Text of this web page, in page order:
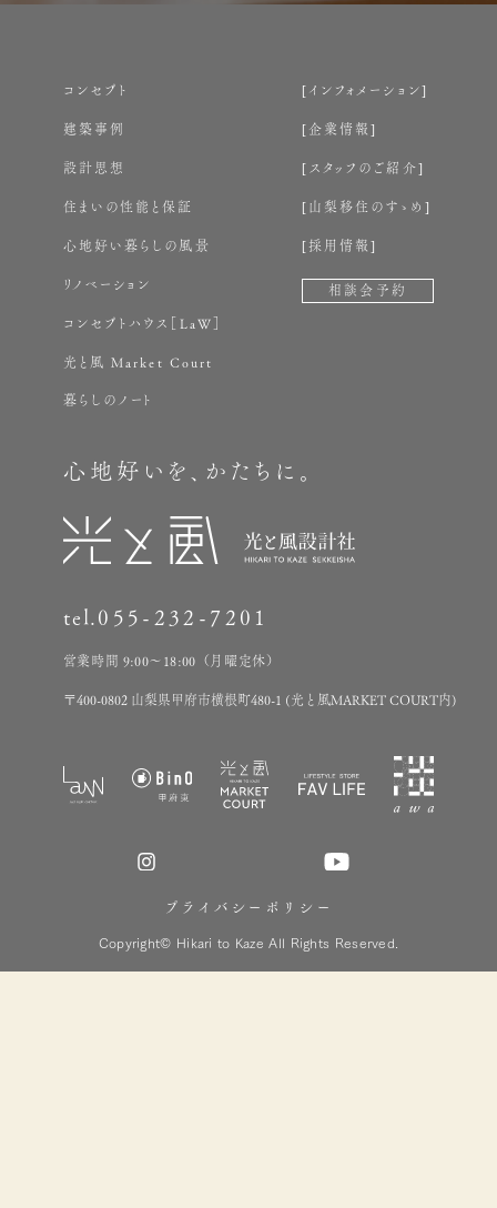
心地好いを、かたちに。
tel.055-232-7201
営業時間 9:00～18:00（月曜定休）
〒400-0802 山梨県甲府市横根町480-1 (光と風MARKET COURT内)
コンセプト
建築事例
設計思想
住まいの性能と保証
心地好い暮らしの風景
リノベーション
コンセプトハウス［LaW］
光と風 Market Court
暮らしのノート
インフォメーション
企業情報
スタッフのご紹介
山梨移住のすゝめ
採用情報
相談会予約
プライバシーポリシー
Copyright© Hikari to Kaze All Rights Reserved.